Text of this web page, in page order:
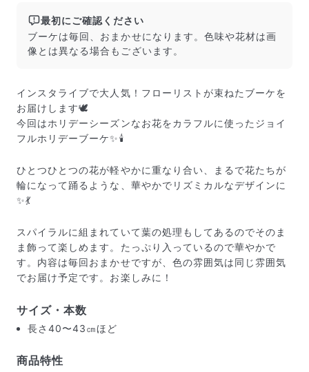
し、専用ボックスに丁寧に梱包してお届けしています。
きゅっとまとめられて一見窮屈そうに見えますが、輸送
中の衝撃による折れや擦れを軽減する効果があります。
最初にご確認ください
ブーケは毎回、おまかせになります。色味や花材は画
像とは異なる場合もございます。
インスタライブで大人気！フローリストが束ねたブーケを
お届けします🕊️
今回はホリデーシーズンなお花をカラフルに使ったジョイ
フルホリデーブーケ✨🕯️
ひとつひとつの花が軽やかに重なり合い、まるで花たちが
輪になって踊るような、華やかでリズミカルなデザインに
✨💃
スパイラルに組まれていて葉の処理もしてあるのでそのま
ま飾って楽しめます。たっぷり入っているので華やかで
す。内容は毎回おまかせですが、色の雰囲気は同じ雰囲気
でお届け予定です。お楽しみに！
サイズ・本数
長さ40〜43㎝ほど
商品特性